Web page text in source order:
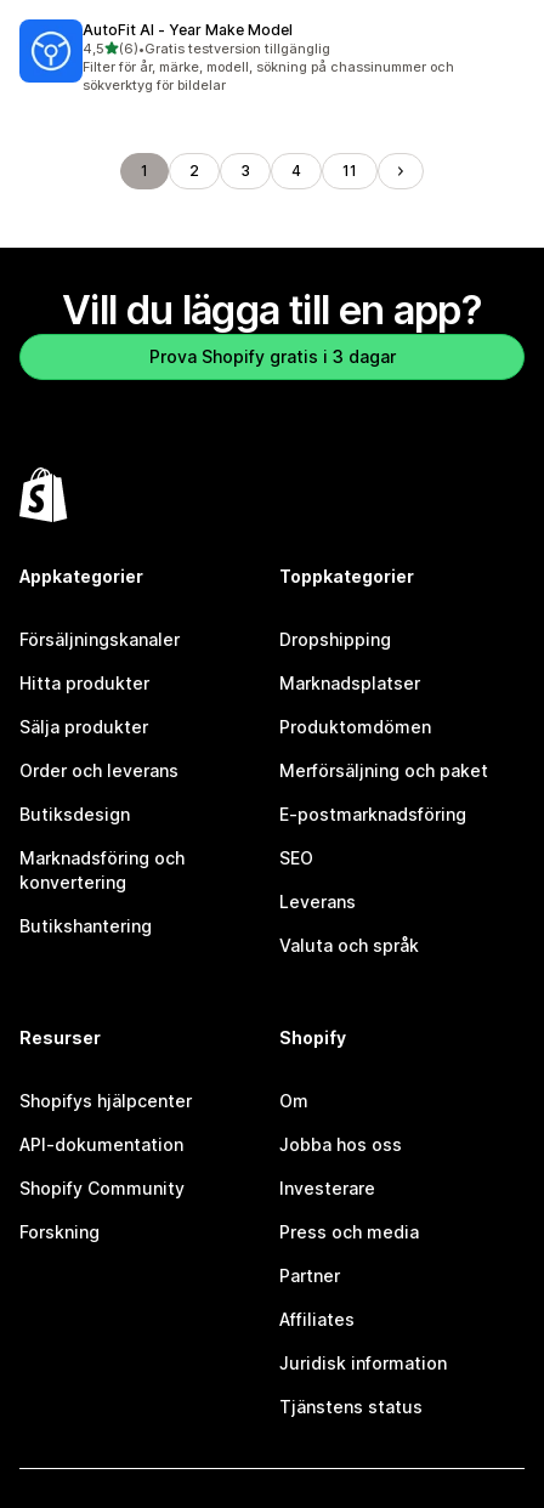
AutoFit AI ‑ Year Make Model
4,5av 5 stjärnor
(6)
6 recensioner totalt
•Gratis testversion tillgänglig
Filter för år, märke, modell, sökning på chassinummer och
sökverktyg för bildelar
1 2 3 4 11
Vill du lägga till en app?
Prova Shopify gratis i 3 dagar
Appkategorier
Försäljningskanaler
Hitta produkter
Sälja produkter
Order och leverans
Butiksdesign
Marknadsföring och
konvertering
Butikshantering
Toppkategorier
Dropshipping
Marknadsplatser
Produktomdömen
Merförsäljning och paket
E-postmarknadsföring
SEO
Leverans
Valuta och språk
Resurser
Shopifys hjälpcenter
API-dokumentation
Shopify Community
Forskning
Shopify
Om
Jobba hos oss
Investerare
Press och media
Partner
Affiliates
Juridisk information
Tjänstens status